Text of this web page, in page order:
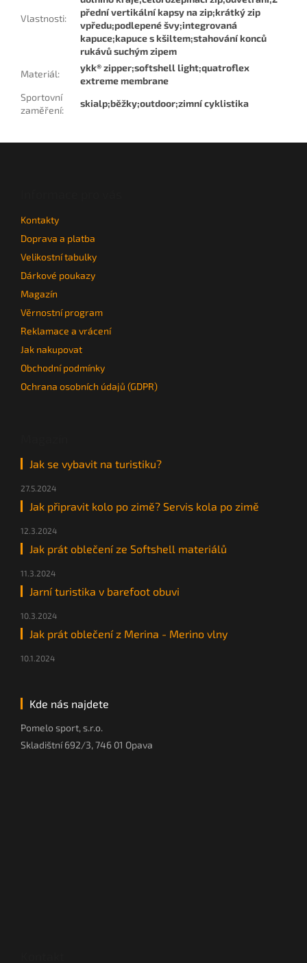
Vlastnosti:
přední vertikální kapsy na zip;krátký zip
vpředu;podlepené švy;integrovaná
kapuce;kapuce s kšiltem;stahování konců
rukávů suchým zipem
Materiál:
ykk® zipper;softshell light;quatroflex
extreme membrane
Sportovní
zaměření:
skialp;běžky;outdoor;zimní cyklistika
Kontakty
Doprava a platba
Velikostní tabulky
Dárkové poukazy
Magazín
Věrnostní program
Reklamace a vrácení
Jak nakupovat
Obchodní podmínky
Ochrana osobních údajů (GDPR)
Jak se vybavit na turistiku?
27.5.2024
Jak připravit kolo po zimě? Servis kola po zimě
12.3.2024
Jak prát oblečení ze Softshell materiálů
11.3.2024
Jarní turistika v barefoot obuvi
10.3.2024
Jak prát oblečení z Merina - Merino vlny
10.1.2024
Kde nás najdete
Pomelo sport, s.r.o.
Skladištní 692/3, 746 01 Opava